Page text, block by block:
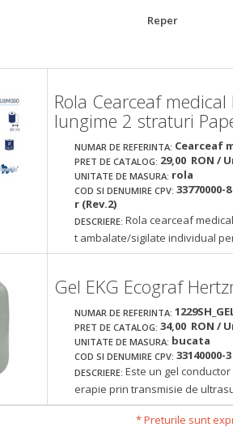
Reper
Rola Cearceaf
lungime 2 straturi
NUMAR DE REFERINTA: Cearceaf
PRET DE CATALOG: 29,00 RON /
UNITATE DE MASURA: rola
COD SI DENUMIRE CPV:
r (Rev.2)
DESCRIERE: Rola cearceaf
t ambalate/sigilate individual
Gel EKG Ecograf
NUMAR DE REFERINTA:
PRET DE CATALOG: 34,00 RON /
UNITATE DE MASURA: bucata
COD SI DENUMIRE CPV:
DESCRIERE: Este un gel
erapie prin transmisie de
* Preturile sunt